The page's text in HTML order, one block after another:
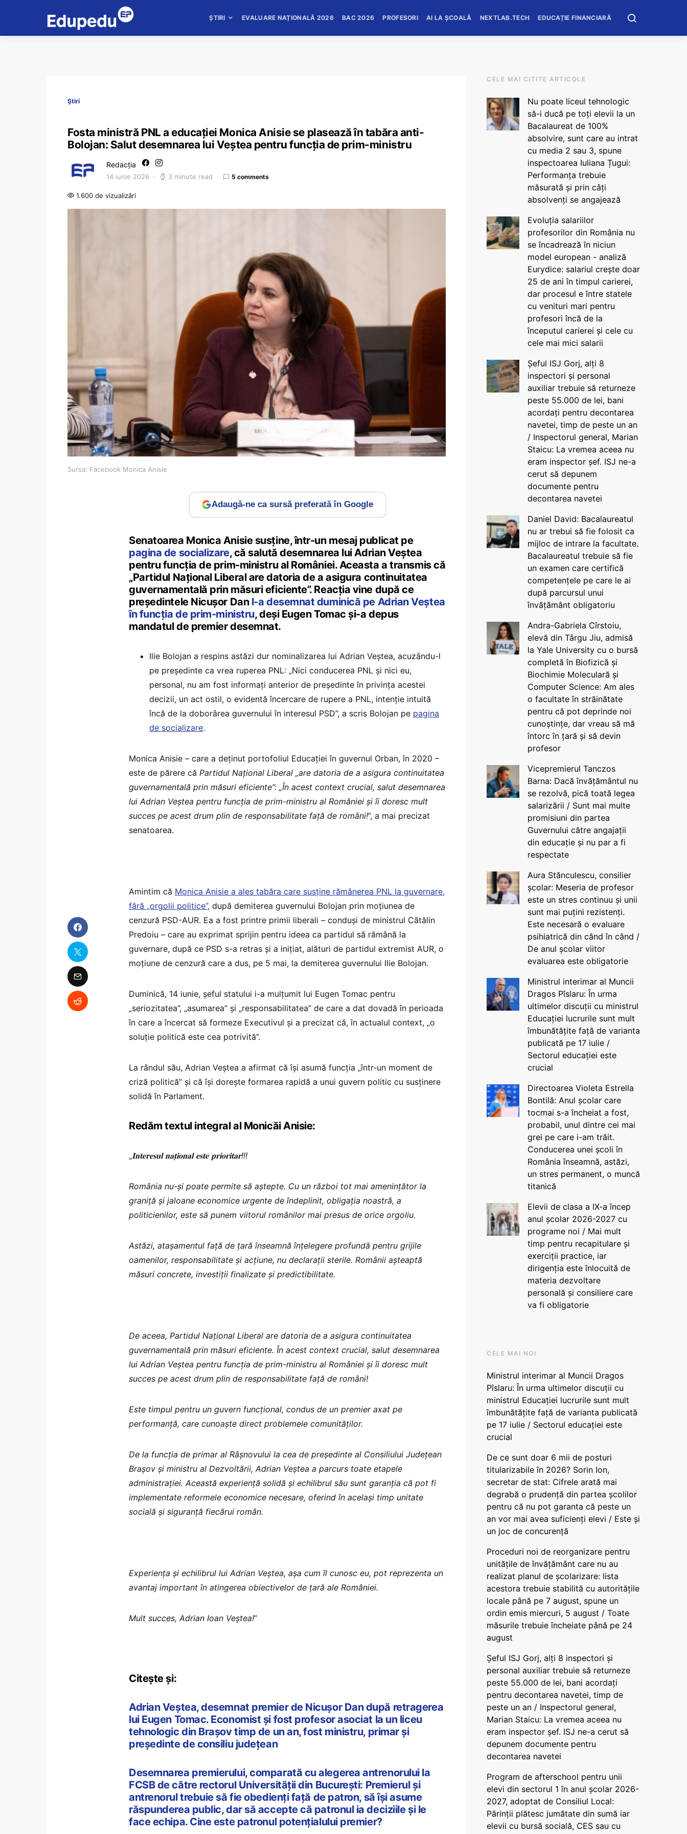
ȘTIRI EVALUARE NAȚIONALĂ 2026 BAC 2026 PROFESORI AI LA ȘCOALĂ NEXTLAB.TECH EDUCAȚIE FINANCIARĂ
Știri
Fosta ministră PNL a educației Monica Anisie se plasează în tabăra anti-
Bolojan: Salut desemnarea lui Veștea pentru funcția de prim-ministru
Redacția
14 iunie 2026 3 minute read 5 comments
1.600 de vizualizări
Sursa: Facebook Monica Anisie
Adaugă-ne ca sursă preferată în Google
Senatoarea Monica Anisie susține, într-un mesaj publicat pe
pagina de socializare, că salută desemnarea lui Adrian Veștea
pentru funcția de prim-ministru al României. Aceasta a transmis că
„Partidul Național Liberal are datoria de a asigura continuitatea
guvernamentală prin măsuri eficiente”. Reacția vine după ce
președintele Nicușor Dan l-a desemnat duminică pe Adrian Veștea
în funcția de prim-ministru, deși Eugen Tomac și-a depus
mandatul de premier desemnat.
Ilie Bolojan a respins astăzi dur nominalizarea lui Adrian Veștea, acuzându-l
pe președinte ca vrea ruperea PNL: „Nici conducerea PNL și nici eu,
personal, nu am fost informați anterior de președinte în privința acestei
decizii, un act ostil, o evidentă încercare de rupere a PNL, intenție intuită
încă de la doborârea guvernului în interesul PSD”, a scris Bolojan pe pagina
de socializare.
Monica Anisie – care a deținut portofoliul Educației în guvernul Orban, în 2020 –
este de părere că Partidul Național Liberal „are datoria de a asigura continuitatea
guvernamentală prin măsuri eficiente”: „În acest context crucial, salut desemnarea
lui Adrian Veștea pentru funcția de prim-ministru al României și îi doresc mult
succes pe acest drum plin de responsabilitate față de români!”, a mai precizat
senatoarea.
Amintim că Monica Anisie a ales tabăra care susține rămânerea PNL la guvernare,
fără „orgolii politice”, după demiterea guvernului Bolojan prin moțiunea de
cenzură PSD-AUR. Ea a fost printre primii liberali – conduși de ministrul Cătălin
Predoiu – care au exprimat sprijin pentru ideea ca partidul să rămână la
guvernare, după ce PSD s-a retras și a inițiat, alături de partidul extremist AUR, o
moțiune de cenzură care a dus, pe 5 mai, la demiterea guvernului Ilie Bolojan.
Duminică, 14 iunie, șeful statului i-a mulțumit lui Eugen Tomac pentru
„seriozitatea”, „asumarea” și „responsabilitatea” de care a dat dovadă în perioada
în care a încercat să formeze Executivul și a precizat că, în actualul context, „o
soluție politică este cea potrivită”.
La rândul său, Adrian Veștea a afirmat că își asumă funcția „într-un moment de
criză politică” și că își dorește formarea rapidă a unui guvern politic cu susținere
solidă în Parlament.
Redăm textul integral al Monicăi Anisie:
„𝐈𝐧𝐭𝐞𝐫𝐞𝐬𝐮𝐥 𝐧𝐚𝐭̦𝐢𝐨𝐧𝐚𝐥 𝐞𝐬𝐭𝐞 𝐩𝐫𝐢𝐨𝐫𝐢𝐭𝐚𝐫!!!
România nu-și poate permite să aștepte. Cu un război tot mai amenințător la
graniță și jaloane economice urgente de îndeplinit, obligația noastră, a
politicienilor, este să punem viitorul românilor mai presus de orice orgoliu.
Astăzi, atașamentul față de țară înseamnă înțelegere profundă pentru grijile
oamenilor, responsabilitate și acțiune, nu declarații sterile. Românii așteaptă
măsuri concrete, investiții finalizate și predictibilitate.
De aceea, Partidul Național Liberal are datoria de a asigura continuitatea
guvernamentală prin măsuri eficiente. În acest context crucial, salut desemnarea
lui Adrian Veștea pentru funcția de prim-ministru al României și îi doresc mult
succes pe acest drum plin de responsabilitate față de români!
Este timpul pentru un guvern funcțional, condus de un premier axat pe
performanță, care cunoaște direct problemele comunităților.
De la funcția de primar al Râșnovului la cea de președinte al Consiliului Județean
Brașov și ministru al Dezvoltării, Adrian Veștea a parcurs toate etapele
administrației. Această experiență solidă și echilibrul său sunt garanția că pot fi
implementate reformele economice necesare, oferind în același timp unitate
socială și siguranță fiecărui român.
Experiența și echilibrul lui Adrian Veștea, așa cum îl cunosc eu, pot reprezenta un
avantaj important în atingerea obiectivelor de țară ale României.
Mult succes, Adrian Ioan Veştea!”
Citește și:
Adrian Veștea, desemnat premier de Nicușor Dan după retragerea
lui Eugen Tomac. Economist și fost profesor asociat la un liceu
tehnologic din Brașov timp de un an, fost ministru, primar și
președinte de consiliu județean
Desemnarea premierului, comparată cu alegerea antrenorului la
FCSB de către rectorul Universității din București: Premierul și
antrenorul trebuie să fie obedienți față de patron, să își asume
răspunderea public, dar să accepte că patronul ia deciziile și le
face echipa. Cine este patronul potențialului premier?
CELE MAI CITITE ARTICOLE
Nu poate liceul tehnologic
să-i ducă pe toți elevii la un
Bacalaureat de 100%
absolvire, sunt care au intrat
cu media 2 sau 3, spune
inspectoarea Iuliana Țugui:
Performanța trebuie
măsurată și prin câți
absolvenți se angajează
Evoluția salariilor
profesorilor din România nu
se încadrează în niciun
model european - analiză
Eurydice: salariul crește doar
25 de ani în timpul carierei,
dar procesul e între statele
cu venituri mari pentru
profesori încă de la
începutul carierei și cele cu
cele mai mici salarii
Șeful ISJ Gorj, alți 8
inspectori și personal
auxiliar trebuie să returneze
peste 55.000 de lei, bani
acordați pentru decontarea
navetei, timp de peste un an
/ Inspectorul general, Marian
Staicu: La vremea aceea nu
eram inspector șef. ISJ ne-a
cerut să depunem
documente pentru
decontarea navetei
Daniel David: Bacalaureatul
nu ar trebui să fie folosit ca
mijloc de intrare la facultate.
Bacalaureatul trebuie să fie
un examen care certifică
competențele pe care le ai
după parcursul unui
învățământ obligatoriu
Andra-Gabriela Cîrstoiu,
elevă din Târgu Jiu, admisă
la Yale University cu o bursă
completă în Biofizică și
Biochimie Moleculară și
Computer Science: Am ales
o facultate în străinătate
pentru că pot deprinde noi
cunoștințe, dar vreau să mă
întorc în țară și să devin
profesor
Vicepremierul Tanczos
Barna: Dacă învățământul nu
se rezolvă, pică toată legea
salarizării / Sunt mai multe
promisiuni din partea
Guvernului către angajații
din educație și nu par a fi
respectate
Aura Stănculescu, consilier
școlar: Meseria de profesor
este un stres continuu și unii
sunt mai puțini rezistenți.
Este necesară o evaluare
psihiatrică din când în când /
De anul școlar viitor
evaluarea este obligatorie
Ministrul interimar al Muncii
Dragos Pîslaru: În urma
ultimelor discuții cu ministrul
Educației lucrurile sunt mult
îmbunătățite față de varianta
publicată pe 17 iulie /
Sectorul educației este
crucial
Directoarea Violeta Estrella
Bontilă: Anul școlar care
tocmai s-a încheiat a fost,
probabil, unul dintre cei mai
grei pe care i-am trăit.
Conducerea unei școli în
România înseamnă, astăzi,
un stres permanent, o muncă
titanică
Elevii de clasa a IX-a încep
anul școlar 2026-2027 cu
programe noi / Mai mult
timp pentru recapitulare și
exerciții practice, iar
dirigenția este înlocuită de
materia dezvoltare
personală și consiliere care
va fi obligatorie
CELE MAI NOI
Ministrul interimar al Muncii Dragos
Pîslaru: În urma ultimelor discuții cu
ministrul Educației lucrurile sunt mult
îmbunătățite față de varianta publicată
pe 17 iulie / Sectorul educației este
crucial
De ce sunt doar 6 mii de posturi
titularizabile în 2026? Sorin Ion,
secretar de stat: Cifrele arată mai
degrabă o prudență din partea școlilor
pentru că nu pot garanta că peste un
an vor mai avea suficienți elevi / Este și
un joc de concurență
Proceduri noi de reorganizare pentru
unitățile de învățământ care nu au
realizat planul de școlarizare: lista
acestora trebuie stabilită cu autoritățile
locale până pe 7 august, spune un
ordin emis miercuri, 5 august / Toate
măsurile trebuie încheiate până pe 24
august
Șeful ISJ Gorj, alți 8 inspectori și
personal auxiliar trebuie să returneze
peste 55.000 de lei, bani acordați
pentru decontarea navetei, timp de
peste un an / Inspectorul general,
Marian Staicu: La vremea aceea nu
eram inspector șef. ISJ ne-a cerut să
depunem documente pentru
decontarea navetei
Program de afterschool pentru unii
elevi din sectorul 1 în anul școlar 2026-
2027, adoptat de Consiliul Local:
Părinții plătesc jumătate din sumă iar
elevii cu bursă socială, CES sau cu